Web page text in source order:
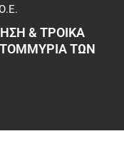
& ΤΡΟΙΚΑ
ΤΩΝ